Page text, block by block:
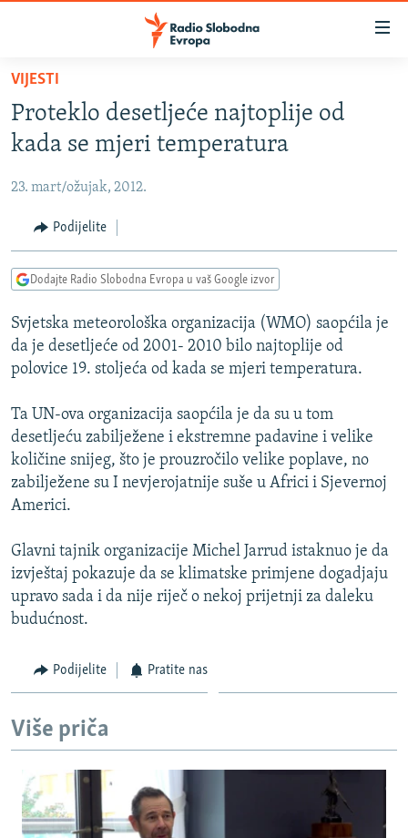
Pređite
glavni
sadržaj
na
navigaciju
Pređite
na
BOSNA I HERCEGOVINA
KOSOVO
CRNA GORA
VIDEO
FOTOGALERIJE
INFOGRAFIKE
PODCASTI
RAT U UKRAJINI
KINA NA BALKANU
ISPRIČAJ MI
DNEVNO@RSE
SPECIJALI RSE
GENOCID U SREBRENICI
POPLAVE I KLIZIŠTA U BIH 2024.
TV LIBERTY
TRI DECENIJE OD RATA U BIH
SVE KARTE DEJTONA
NASTANAK I RASPAD JUGOSLAVIJE
PRATITE NAS
Sve RFE/RL stranice
VIJESTI
Proteklo desetljeće najtoplije od
kada se mjeri temperatura
23. mart/ožujak, 2012.
Podijelite
Dodajte Radio Slobodna Evropa u vaš Google izvor
Svjetska meteorološka organizacija (WMO) saopćila je
da je desetljeće od 2001- 2010 bilo najtoplije od
polovice 19. stoljeća od kada se mjeri temperatura.
Ta UN-ova organizacija saopćila je da su u tom
desetljeću zabilježene i ekstremne padavine i velike
količine snijeg, što je prouzročilo velike poplave, no
zabilježene su I nevjerojatnije suše u Africi i Sjevernoj
Americi.
Glavni tajnik organizacije Michel Jarrud istaknuo je da
izvještaj pokazuje da se klimatske primjene dogadjaju
upravo sada i da nije riječ o nekoj prijetnji za daleku
budućnost.
Podijelite Pratite nas
Više priča